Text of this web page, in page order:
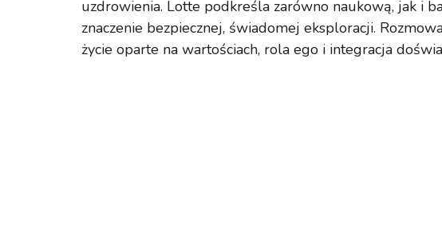
uzdrowienia. Lotte podkreśla zarówno naukową, jak i
znaczenie bezpiecznej, świadomej eksploracji.
życie oparte na wartościach, rola ego i integracja